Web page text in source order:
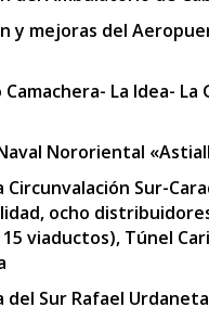
y mejoras del
La Idea- La
Nororiental
Sur-
ocho
viaductos), Túnel
Sur Rafael Urdaneta